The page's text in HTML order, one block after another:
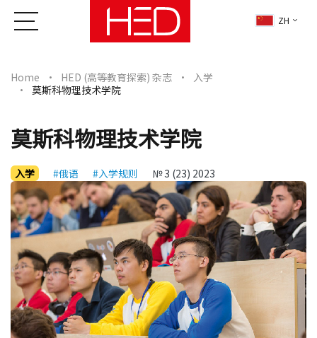
ZH
Home HED (高等教育探索) 杂志
入学
莫斯科物理技术学院
莫斯科物理技术学院
入学 #俄语 #入学规则 № 3 (23) 2023